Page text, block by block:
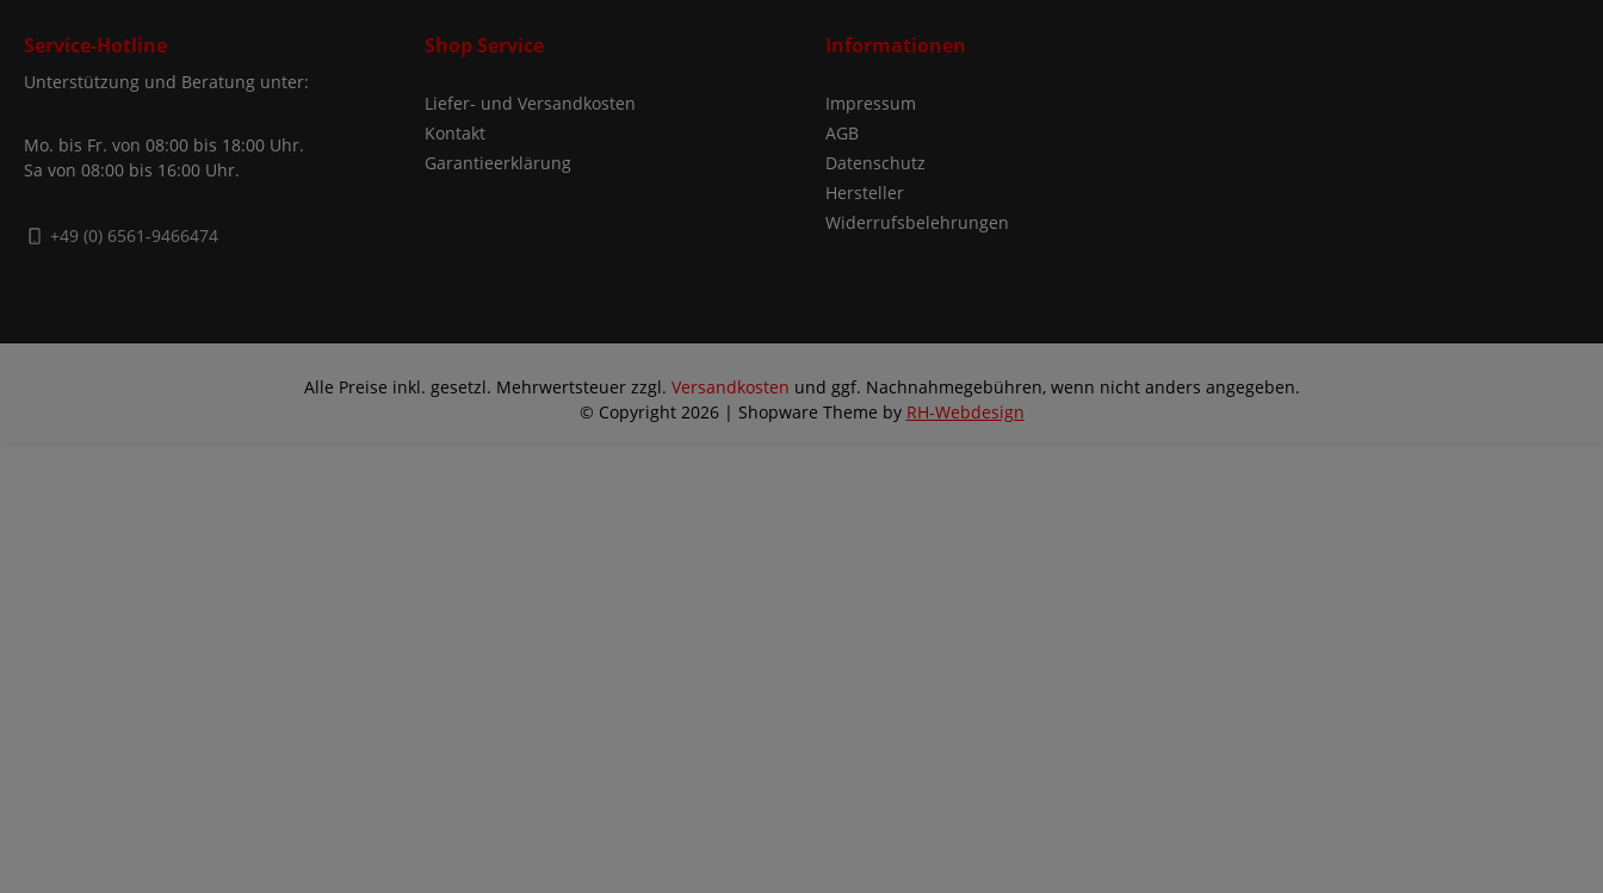
Service-Hotline
Unterstützung und Beratung unter:
Mo. bis Fr. von 08:00 bis 18:00 Uhr.
Sa von 08:00 bis 16:00 Uhr.
+49 (0) 6561-9466474
Shop Service
Liefer- und Versandkosten
Kontakt
Garantieerklärung
Informationen
Impressum
AGB
Datenschutz
Hersteller
Widerrufsbelehrungen
Alle Preise inkl. gesetzl. Mehrwertsteuer zzgl. Versandkosten und ggf. Nachnahmegebühren, wenn nicht anders angegeben.
© Copyright 2026 | Shopware Theme by RH-Webdesign